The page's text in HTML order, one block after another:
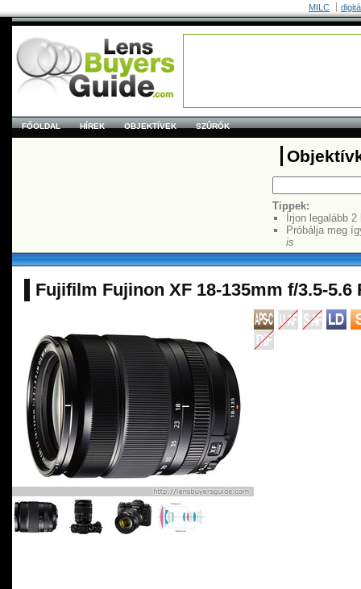
MILC
FŐOLDAL HÍREK OBJEKTÍVEK SZŰRŐK
Tippek:
Írjon legalább
Próbálja meg
is
Fujifilm Fujinon XF 18-135mm f/3.5-5.6